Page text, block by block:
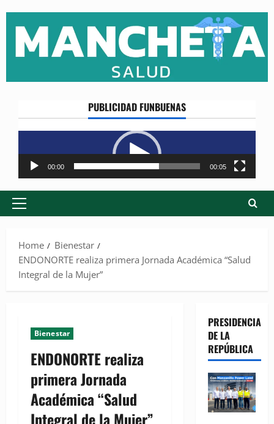
content
PUBLICIDAD FUNBUENAS
Reproductor
de
vídeo
00:00 00:05
Primary
Home
Bienestar
ENDONORTE realiza primera Jornada Académica “Salud
Integral de la Mujer”
Bienestar
ENDONORTE realiza
primera Jornada
Académica “Salud
Integral de la Mujer”
PRESIDENCIA
DE LA
REPÚBLICA